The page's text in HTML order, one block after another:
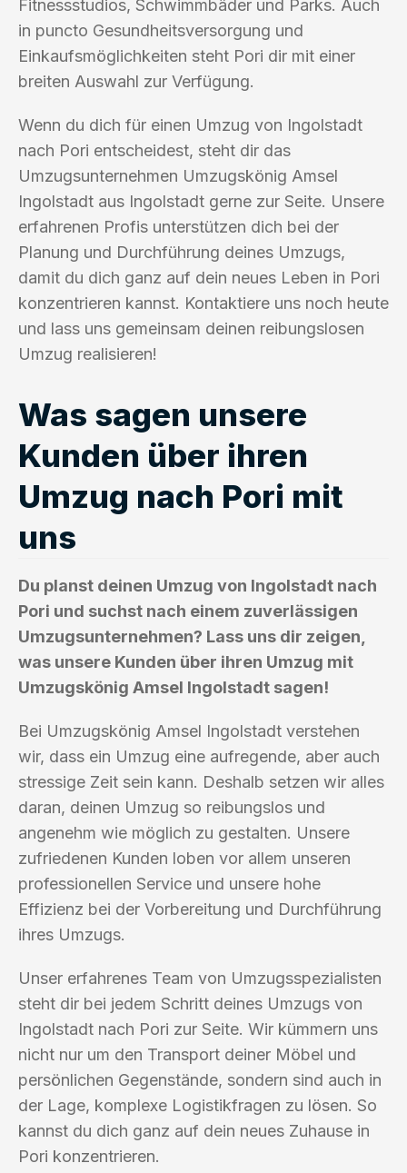
Fitnessstudios, Schwimmbäder und Parks. Auch
in puncto Gesundheitsversorgung und
Einkaufsmöglichkeiten steht Pori dir mit einer
breiten Auswahl zur Verfügung.
Wenn du dich für einen Umzug von Ingolstadt
nach Pori entscheidest, steht dir das
Umzugsunternehmen Umzugskönig Amsel
Ingolstadt aus Ingolstadt gerne zur Seite. Unsere
erfahrenen Profis unterstützen dich bei der
Planung und Durchführung deines Umzugs,
damit du dich ganz auf dein neues Leben in Pori
konzentrieren kannst. Kontaktiere uns noch heute
und lass uns gemeinsam deinen reibungslosen
Umzug realisieren!
Was sagen unsere
Kunden über ihren
Umzug nach Pori mit
uns
Du planst deinen Umzug von Ingolstadt nach
Pori und suchst nach einem zuverlässigen
Umzugsunternehmen? Lass uns dir zeigen,
was unsere Kunden über ihren Umzug mit
Umzugskönig Amsel Ingolstadt sagen!
Bei Umzugskönig Amsel Ingolstadt verstehen
wir, dass ein Umzug eine aufregende, aber auch
stressige Zeit sein kann. Deshalb setzen wir alles
daran, deinen Umzug so reibungslos und
angenehm wie möglich zu gestalten. Unsere
zufriedenen Kunden loben vor allem unseren
professionellen Service und unsere hohe
Effizienz bei der Vorbereitung und Durchführung
ihres Umzugs.
Unser erfahrenes Team von Umzugsspezialisten
steht dir bei jedem Schritt deines Umzugs von
Ingolstadt nach Pori zur Seite. Wir kümmern uns
nicht nur um den Transport deiner Möbel und
persönlichen Gegenstände, sondern sind auch in
der Lage, komplexe Logistikfragen zu lösen. So
kannst du dich ganz auf dein neues Zuhause in
Pori konzentrieren.